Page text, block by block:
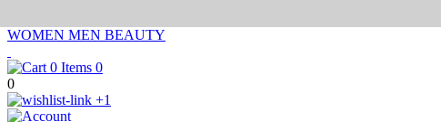
WOMEN MEN BEAUTY
0
0
+1